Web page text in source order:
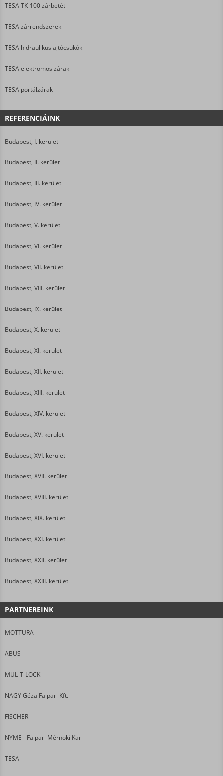
TESA TK-100 zárbetét
TESA zárrendszerek
TESA hidraulikus ajtócsukók
TESA elektromos zárak
TESA portálzárak
REFERENCIÁINK
Budapest, I. kerület
Budapest, II. kerület
Budapest, III. kerület
Budapest, IV. kerület
Budapest, V. kerület
Budapest, VI. kerület
Budapest, VII. kerület
Budapest, VIII. kerület
Budapest, IX. kerület
Budapest, X. kerület
Budapest, XI. kerület
Budapest, XII. kerület
Budapest, XIII. kerület
Budapest, XIV. kerület
Budapest, XV. kerület
Budapest, XVI. kerület
Budapest, XVII. kerület
Budapest, XVIII. kerület
Budapest, XIX. kerület
Budapest, XXI. kerület
Budapest, XXII. kerület
Budapest, XXIII. kerület
PARTNEREINK
MOTTURA
ABUS
MUL-T-LOCK
NAGY Géza Faipari Kft.
FISCHER
NYME - Faipari Mérnöki Kar
TESA